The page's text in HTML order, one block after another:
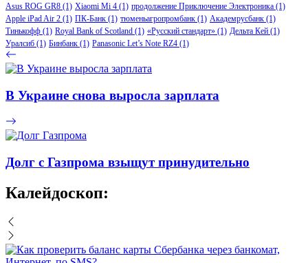
Asus ROG GR8 (1) Xiaomi Mi 4 (1) продолжение Приключение Электроника (1)
Apple iPad Air 2 (1) ПК-Банк (1) тюменьагропромбанк (1) Академрусбанк (1)
Тинькофф (1) Royal Bank of Scotland (1) «Русский стандарт» (1) Дельта Кей (1)
Уралсиб (1) Бинбанк (1) Panasonic Let’s Note RZ4 (1)
В Украине снова выросла зарплата
Долг с Газпрома взыщут принудительно
Калейдоскоп: